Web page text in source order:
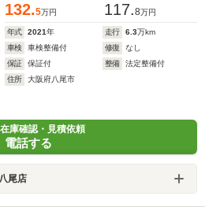
132.5万円 117.8万円
年式 2021年 走行 6.3万km
車検
車検整備付 修復
なし
保証
保証付 整備
法定整備付
住所
大阪府八尾市
庫確認・見積依頼
電話する
尾店